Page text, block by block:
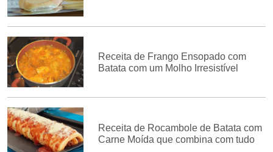
Receita de Frango Ensopado com
Batata com um Molho Irresistível
Receita de Rocambole de Batata com
Carne Moída que combina com tudo